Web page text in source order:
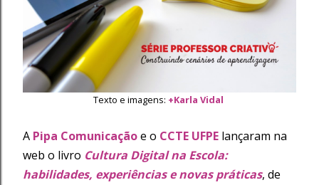
Texto e imagens: +Karla Vidal
A Pipa Comunicaçãoe o CCTE UFPE lançaram na
web o livro Cultura Digital na Escola:
habilidades, experiências e novas práticas, de